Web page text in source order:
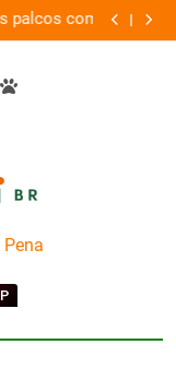
com a
Orquestra
Cobasi